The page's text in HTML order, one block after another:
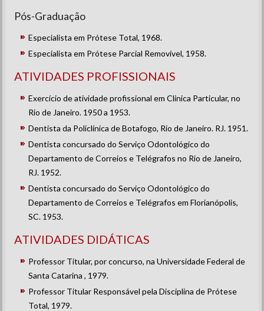
Pós-Graduação
Especialista em Prótese Total, 1968.
Especialista em Prótese Parcial Removível, 1958.
ATIVIDADES PROFISSIONAIS
Exercício de atividade profissional em Clinica Particular, no
Rio de Janeiro. 1950 a 1953.
Dentista da Policlínica de Botafogo, Rio de Janeiro. RJ. 1951.
Dentista concursado do Serviço Odontológico do
Departamento de Correios e Telégrafos no Rio de Janeiro,
RJ. 1952.
Dentista concursado do Serviço Odontológico do
Departamento de Correios e Telégrafos em Florianópolis,
SC. 1953.
ATIVIDADES DIDÁTICAS
Professor Titular, por concurso, na Universidade Federal de
Santa Catarina , 1979.
Professor Titular Responsável pela Disciplina de Prótese
Total, 1979.